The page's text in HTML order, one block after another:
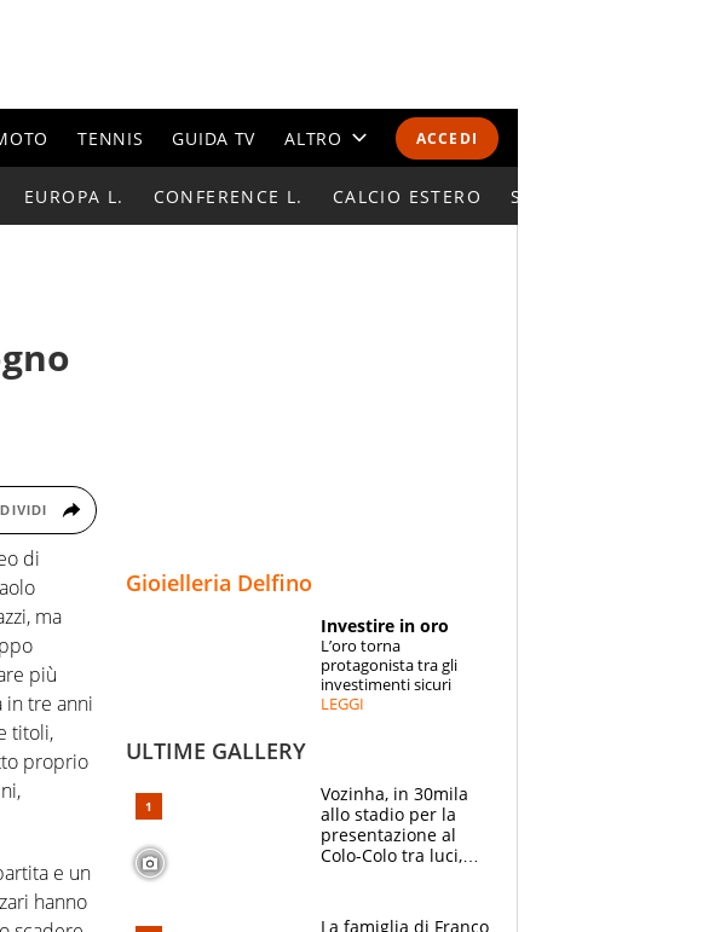
ACCEDI
TENNIS GUIDA TV ALTRO
CALENDARI E CLASSIFICHE
ESPERTI
EUROPA L. CONFERENCE L. CALCIO ESTERO SUPERCOPPA
di
ma
più
in tre anni
titoli,
proprio
e un
hanno
Gioielleria Delfino
Investire in oro
L’oro torna
protagonista tra gli
investimenti sicuri
LEGGI
ULTIME GALLERY
Vozinha, in 30mila
allo stadio per la
presentazione al
Colo-Colo tra luci,
La famiglia di Franco